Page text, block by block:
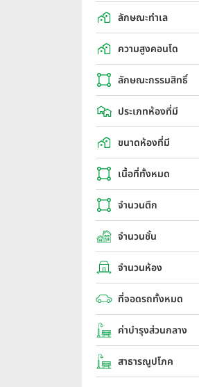
ลักษณะทำเล
ความสูงคอนโด
ลักษณะกรรมสิทธิ์
ประเภทห้องที่มี
ขนาดห้องที่มี
เนื้อที่ทั้งหมด
จำนวนตึก
จำนวนชั้น
จำนวนห้อง
ที่จอดรถทั้งหมด
ค่าบำรุงส่วนกลาง
สาธารณูปโภค